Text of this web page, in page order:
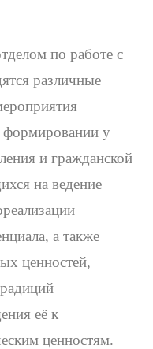
по работе с
различные
формировании у
и гражданской
на ведение
а также
ценностей,
её к
ценностям.